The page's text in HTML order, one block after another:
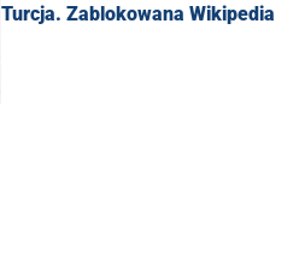
Turcja. Zablokowana Wikipedia